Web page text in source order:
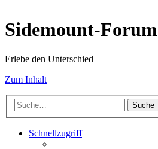
Sidemount-Forum
Erlebe den Unterschied
Zum Inhalt
Suche
Schnellzugriff